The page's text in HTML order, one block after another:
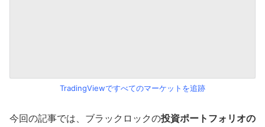
TradingViewですべてのマーケットを追跡
今回の記事では、ブラックロックの投資ポートフォリオの